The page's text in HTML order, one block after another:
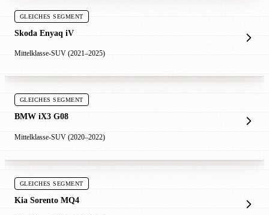
GLEICHES SEGMENT
Skoda Enyaq iV
Mittelklasse-SUV (2021–2025)
GLEICHES SEGMENT
BMW iX3 G08
Mittelklasse-SUV (2020–2022)
GLEICHES SEGMENT
Kia Sorento MQ4